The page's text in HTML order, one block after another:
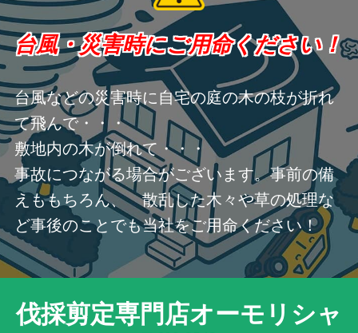
台風・災害時にご用命ください！
台風などの災害時に自宅の庭の木の枝が折れ
て飛んで・・・
敷地内の木が倒れて・・・
事故につながる場合がございます。事前の備
えももちろん、 散乱した木々や草の処理な
ど事後のことでも当社をご用命ください！
伐採剪定専門店オーモリシャ